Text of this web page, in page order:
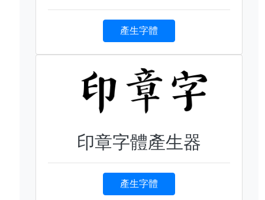
產生字體
印章字體產生器
產生字體